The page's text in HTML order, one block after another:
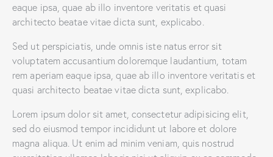
eaque ipsa, quae ab illo inventore veritatis et quasi
architecto beatae vitae dicta sunt, explicabo.
Sed ut perspiciatis, unde omnis iste natus error sit
voluptatem accusantium doloremque laudantium, totam
rem aperiam eaque ipsa, quae ab illo inventore veritatis et
quasi architecto beatae vitae dicta sunt, explicabo.
Lorem ipsum dolor sit amet, consectetur adipisicing elit,
sed do eiusmod tempor incididunt ut labore et dolore
magna aliqua. Ut enim ad minim veniam, quis nostrud